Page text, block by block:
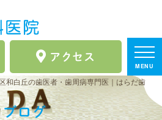
アクセス
MENU
和白丘の歯医者・歯周病専門医｜はらだ歯
ブログ